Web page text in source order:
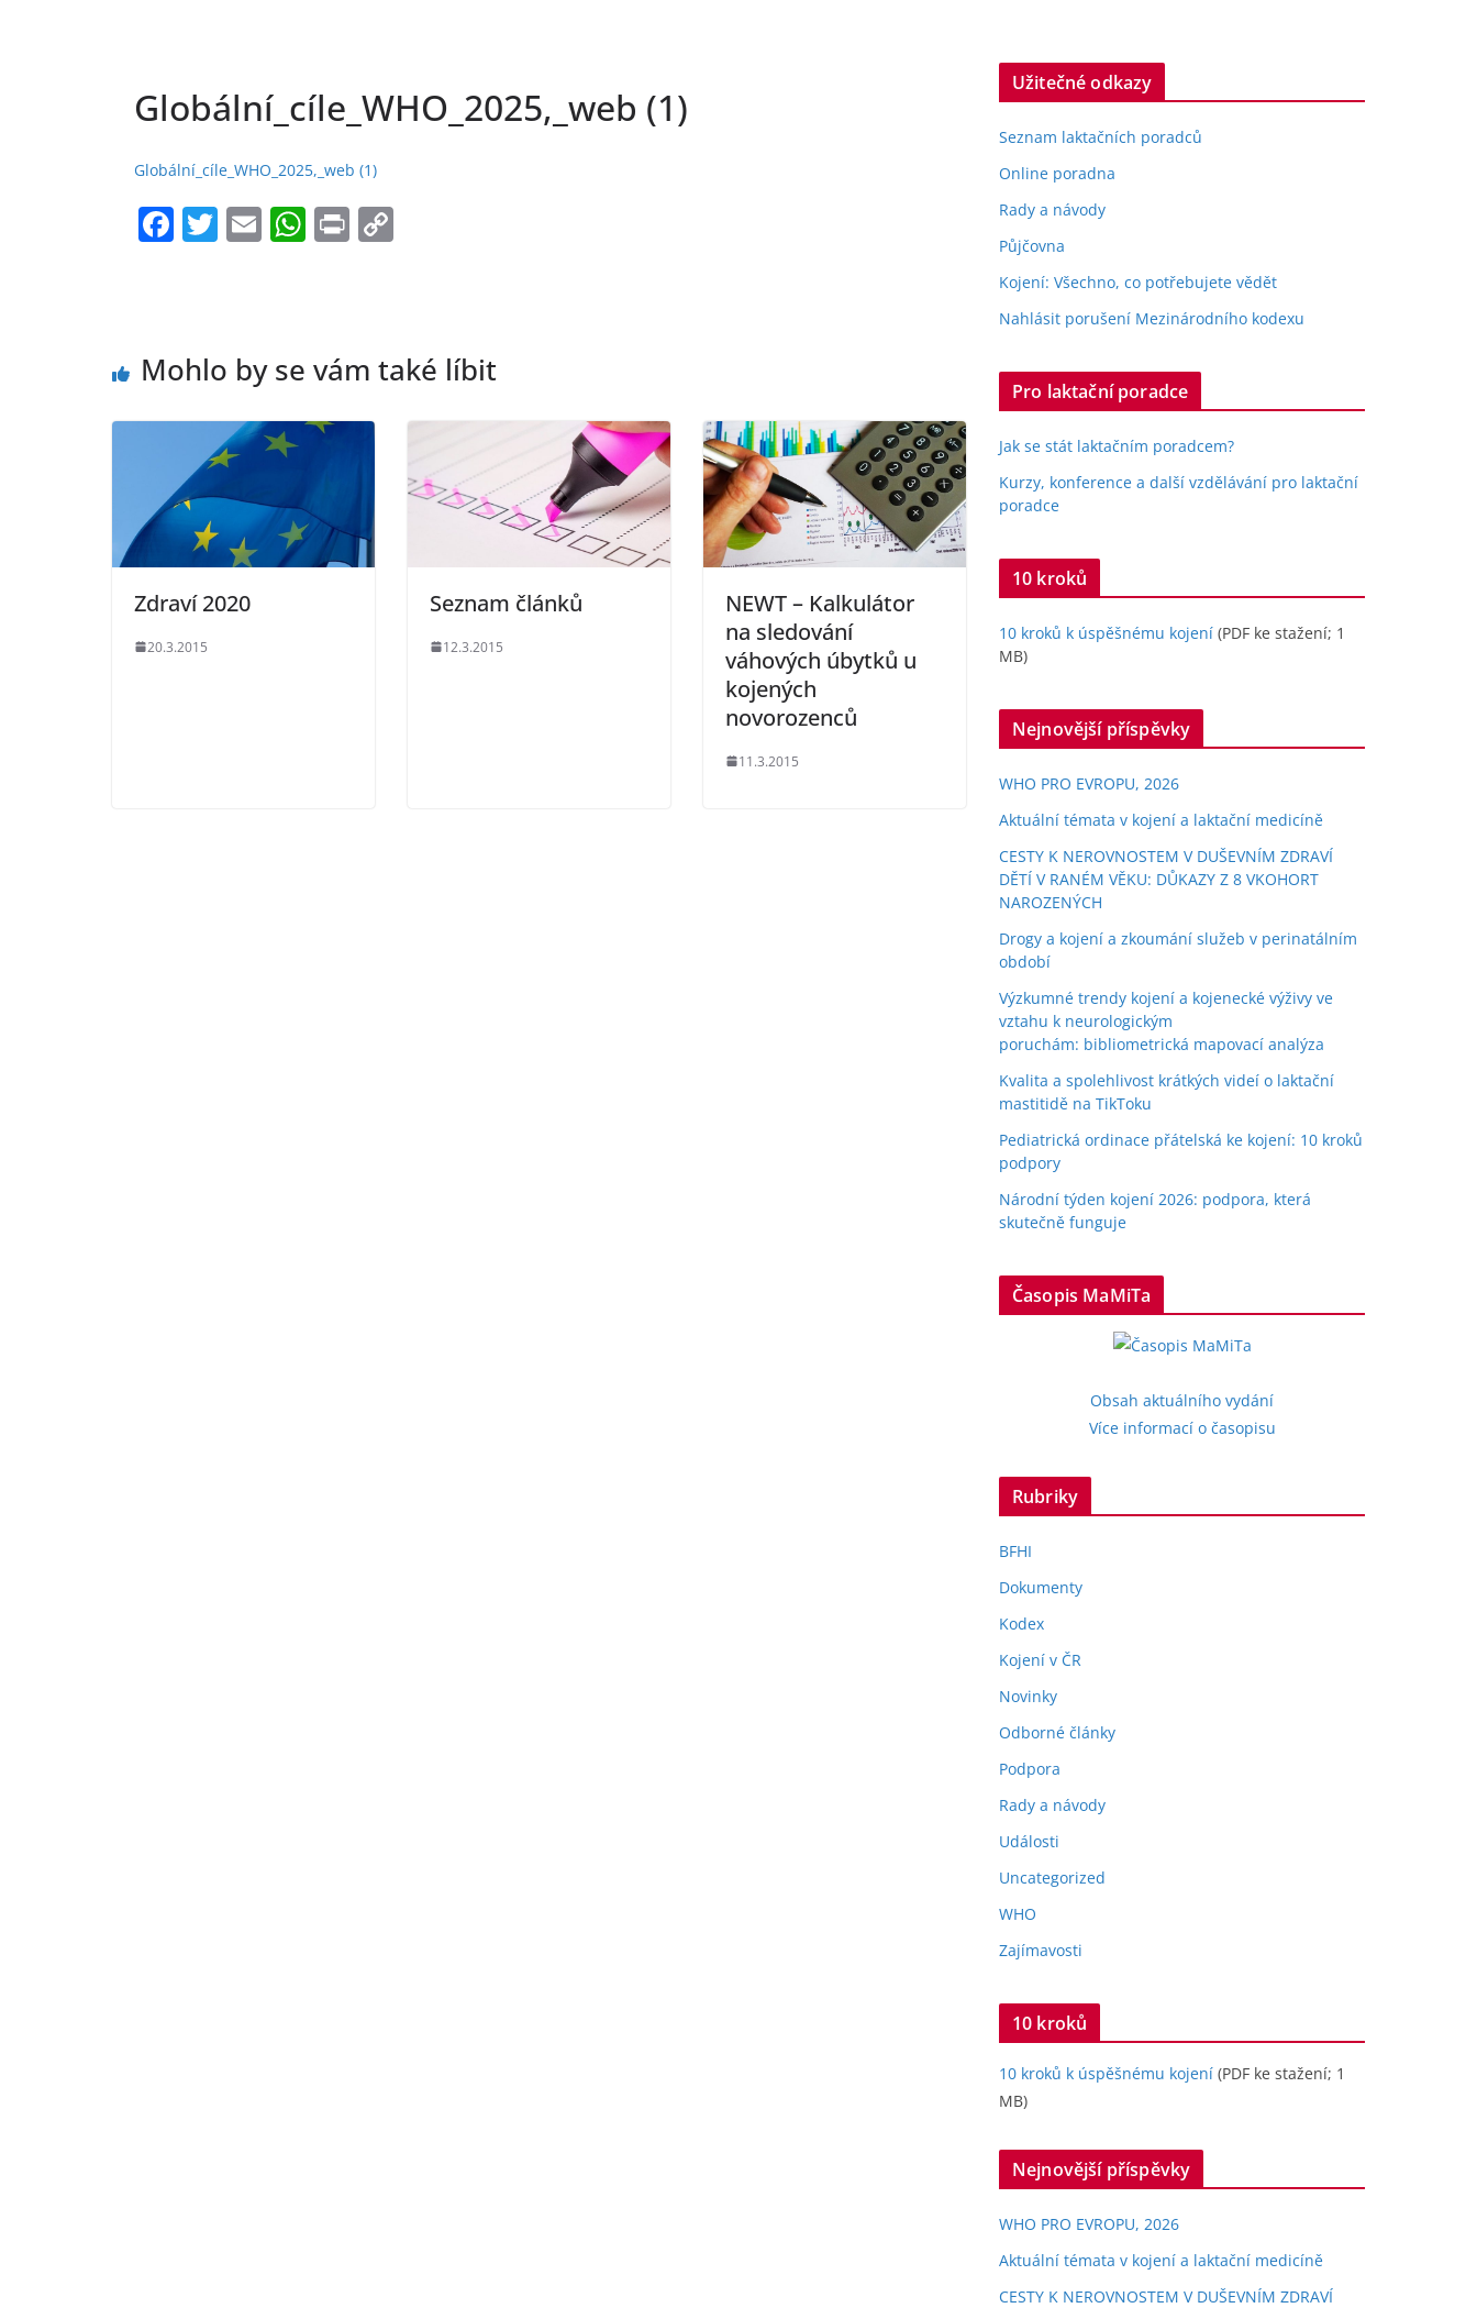
Globální_cíle_WHO_2025,_web (1)
Globální_cíle_WHO_2025,_web (1)
F
b
o
k
T E W
A
p
Pr
Li
k
Mohlo by se vám také líbit
Zdraví 2020
20.3.2015
Seznam článků
12.3.2015
NEWT – Kalkulátor
na sledování
váhových úbytků u
kojených
novorozenců
11.3.2015
Užitečné odkazy
Seznam laktačních poradců
Online poradna
Rady a návody
Půjčovna
Kojení: Všechno, co potřebujete vědět
Nahlásit porušení Mezinárodního kodexu
Pro laktační poradce
Jak se stát laktačním poradcem?
Kurzy, konference a další vzdělávání pro laktační
poradce
10 kroků
10 kroků k úspěšnému kojení (PDF ke stažení; 1
MB)
Nejnovější příspěvky
WHO PRO EVROPU, 2026
Aktuální témata v kojení a laktační medicíně
CESTY K NEROVNOSTEM V DUŠEVNÍM ZDRAVÍ
DĚTÍ V RANÉM VĚKU: DŮKAZY Z 8 VKOHORT
NAROZENÝCH
Drogy a kojení a zkoumání služeb v perinatálním
období
Výzkumné trendy kojení a kojenecké výživy ve
vztahu k neurologickým
poruchám: bibliometrická mapovací analýza
Kvalita a spolehlivost krátkých videí o laktační
mastitidě na TikToku
Pediatrická ordinace přátelská ke kojení: 10 kroků
podpory
Národní týden kojení 2026: podpora, která
skutečně funguje
Časopis MaMiTa
Obsah aktuálního vydání
Více informací o časopisu
Rubriky
BFHI
Dokumenty
Kodex
Kojení v ČR
Novinky
Odborné články
Podpora
Rady a návody
Události
Uncategorized
WHO
Zajímavosti
10 kroků
10 kroků k úspěšnému kojení (PDF ke stažení; 1
MB)
Nejnovější příspěvky
WHO PRO EVROPU, 2026
Aktuální témata v kojení a laktační medicíně
CESTY K NEROVNOSTEM V DUŠEVNÍM ZDRAVÍ